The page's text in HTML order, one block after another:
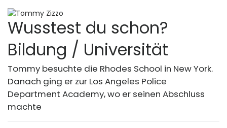
Wusstest du schon?
Bildung / Universität
Tommy besuchte die Rhodes School in New York.
Danach ging er zur Los Angeles Police
Department Academy, wo er seinen Abschluss
machte